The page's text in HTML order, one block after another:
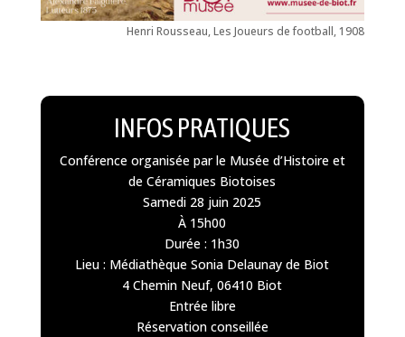
Henri Rousseau, Les Joueurs de football, 1908
INFOS PRATIQUES
Conférence organisée par le Musée d’Histoire et
de Céramiques Biotoises
Samedi 28 juin 2025
À 15h00
Durée : 1h30
Lieu : Médiathèque Sonia Delaunay de Biot
4 Chemin Neuf, 06410 Biot
Entrée libre
Réservation conseillée